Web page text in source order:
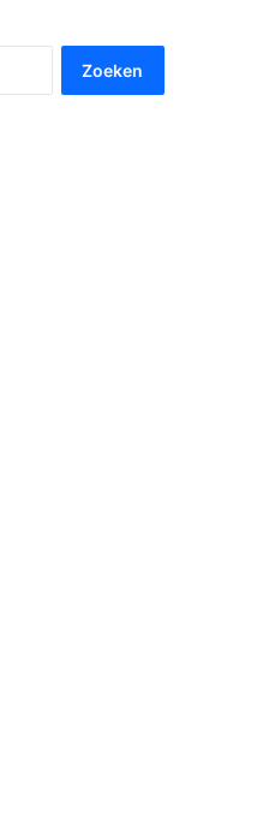
naar: